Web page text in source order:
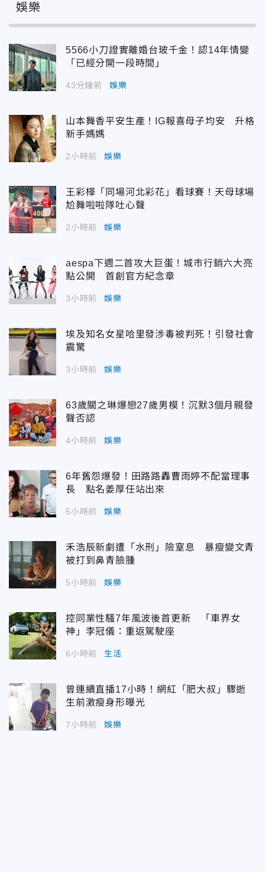
娛樂
5566小刀證實離婚台玻千金！認14年情變
「已經分開一段時間」
43分鐘前 娛樂
山本舞香平安生產！IG報喜母子均安 升格
新手媽媽
2小時前 娛樂
王彩樺「同場河北彩花」看球賽！天母球場
尬舞啦啦隊吐心聲
2小時前 娛樂
aespa下週二首攻大巨蛋！城市行銷六大亮
點公開 首創官方紀念章
3小時前 娛樂
埃及知名女星哈里發涉毒被判死！引發社會
震驚
3小時前 娛樂
63歲關之琳爆戀27歲男模！沉默3個月親發
聲否認
4小時前 娛樂
6年舊怨爆發！田路路轟曹雨婷不配當理事
長 點名姜厚任站出來
5小時前 娛樂
禾浩辰新劇遭「水刑」險窒息 暴瘦變文青
被打到鼻青臉腫
5小時前 娛樂
控同業性騷7年風波後首更新 「車界女
神」李冠儀：重返駕駛座
6小時前 生活
曾連續直播17小時！網紅「肥大叔」驟逝
生前激瘦身形曝光
7小時前 娛樂